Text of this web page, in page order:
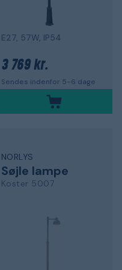
E27, 57W, IP54
3 769 kr.
Sendes indenfor 5-6 dage
NORLYS
Søjle lampe
Koster 5007